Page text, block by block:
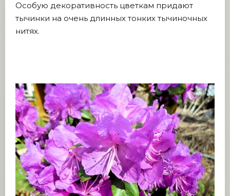
Особую декоративность цветкам придают
тычинки на очень длинных тонких тычиночных
нитях.